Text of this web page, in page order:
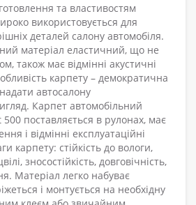
та властивостям
використовується для
деталей салону автомобіля.
матеріал еластичний, що не
також має відмінні акустичні
карпету – демократична
автосалону
Карпет автомобільний
поставляється в рулонах, має
і відмінні експлуатаційні
карпету: стійкість до вологи,
зносостійкість, довговічність,
Матеріал легко набуває
і монтується на необхідну